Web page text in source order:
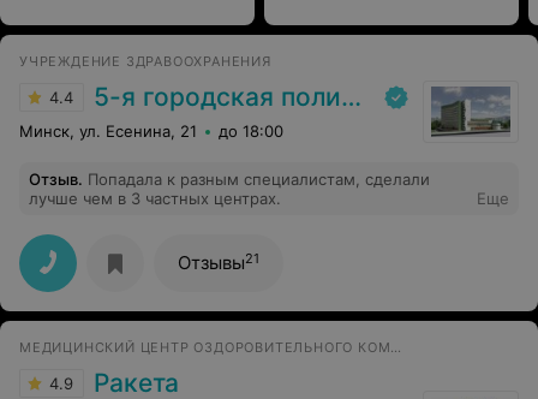
УЧРЕЖДЕНИЕ ЗДРАВООХРАНЕНИЯ
4.4 5-я городская поликлиника
Минск, ул. Есенина, 21 до 18:00
Отзыв. Попадала к разным специалистам, сделали
лучше чем в 3 частных центрах.
Еще
Отзывы21
МЕДИЦИНСКИЙ ЦЕНТР ОЗДОРОВИТЕЛЬНОГО КОМПЛЕКСА
4.9 Ракета